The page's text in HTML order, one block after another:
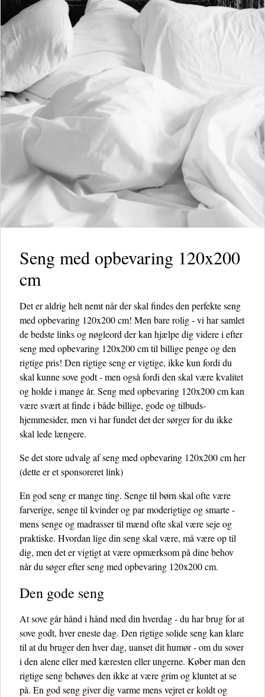
Seng med opbevaring 120x200
cm
Det er aldrig helt nemt når der skal findes den perfekte seng
med opbevaring 120x200 cm! Men bare rolig - vi har samlet
de bedste links og nøgleord der kan hjælpe dig videre i efter
seng med opbevaring 120x200 cm til billige penge og den
rigtige pris! Den rigtige seng er vigtige, ikke kun fordi du
skal kunne sove godt - men også fordi den skal være kvalitet
og holde i mange år. Seng med opbevaring 120x200 cm kan
være svært at finde i både billige, gode og tilbuds-
hjemmesider, men vi har fundet det der sørger for du ikke
skal lede længere.
Se det store udvalg af seng med opbevaring 120x200 cm her
(dette er et sponsoreret link)
En god seng er mange ting. Senge til børn skal ofte være
farverige, senge til kvinder og par moderigtige og smarte -
mens senge og madrasser til mænd ofte skal være seje og
praktiske. Hvordan lige din seng skal være, må være op til
dig, men det er vigtigt at være opmærksom på dine behov
når du søger efter seng med opbevaring 120x200 cm.
Den gode seng
At sove går hånd i hånd med din hverdag - du har brug for at
sove godt, hver eneste dag. Den rigtige solide seng kan klare
til at du bruger den hver dag, uanset dit humør - om du sover
i den alene eller med kæresten eller ungerne. Køber man den
rigtige seng behøves den ikke at være grim og kluntet at se
på. En god seng giver dig varme mens vejret er koldt og